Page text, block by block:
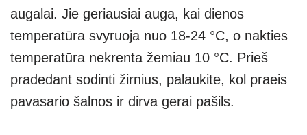
augalai. Jie geriausiai auga, kai dienos
temperatūra svyruoja nuo 18-24 °C, o nakties
temperatūra nekrenta žemiau 10 °C. Prieš
pradedant sodinti žirnius, palaukite, kol praeis
pavasario šalnos ir dirva gerai pašils.